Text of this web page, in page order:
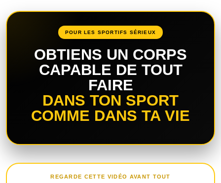
POUR LES SPORTIFS SÉRIEUX
OBTIENS UN CORPS
CAPABLE DE TOUT
FAIRE
DANS TON SPORT
COMME DANS TA VIE
REGARDE CETTE VIDÉO AVANT TOUT